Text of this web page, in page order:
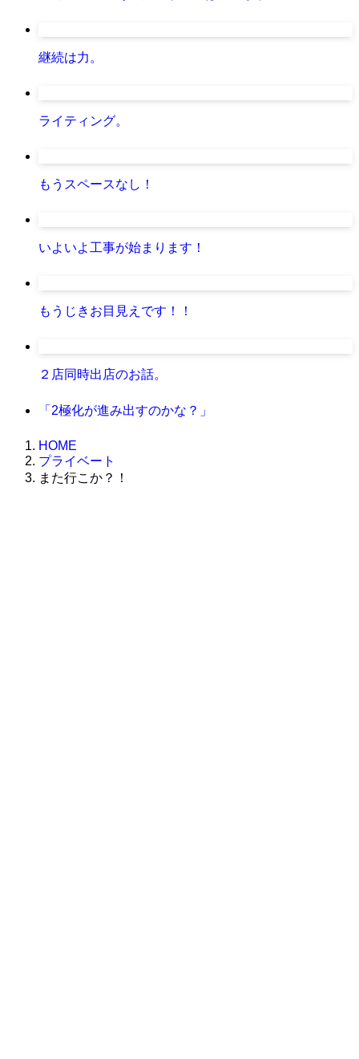
継続は力。
ライティング。
もうスペースなし！
いよいよ工事が始まります！
もうじきお目見えです！！
２店同時出店のお話。
「2極化が進み出すのかな？」
HOME
プライベート
また行こか？！